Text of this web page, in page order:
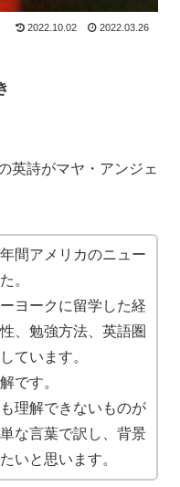
2022.10.02 2022.03.26
英詩がマヤ・アンジェ
間アメリカのニュー
。
ヨークに留学した経
、勉強方法、英語圏
ています。
です。
理解できないものが
な言葉で訳し、背景
いと思います。